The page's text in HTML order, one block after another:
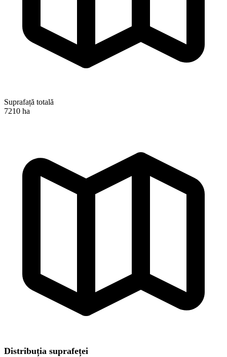
Suprafață totală
7210 ha
Distribuția suprafeței